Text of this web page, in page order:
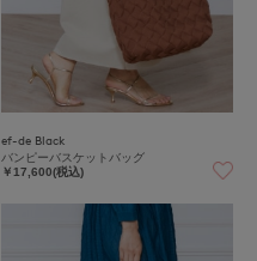
ef-de Black
バンピーバスケットバッグ
￥17,600(税込)